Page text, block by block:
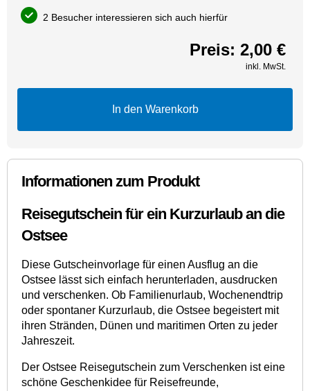
2 Besucher interessieren sich auch hierfür
Preis: 2,00 €
inkl. MwSt.
In den Warenkorb
Informationen zum Produkt
Reisegutschein für ein Kurzurlaub an die
Ostsee
Diese Gutscheinvorlage für einen Ausflug an die
Ostsee lässt sich einfach herunterladen, ausdrucken
und verschenken. Ob Familienurlaub, Wochenendtrip
oder spontaner Kurzurlaub, die Ostsee begeistert mit
ihren Stränden, Dünen und maritimen Orten zu jeder
Jahreszeit.
Der Ostsee Reisegutschein zum Verschenken ist eine
schöne Geschenkidee für Reisefreunde,